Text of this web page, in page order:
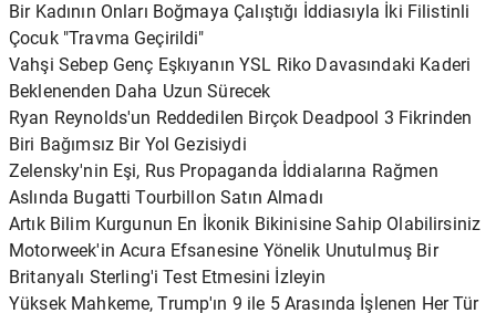
Bir Kadının Onları Boğmaya Çalıştığı İddiasıyla İki Filistinli
Çocuk "Travma Geçirildi"
Vahşi Sebep Genç Eşkıyanın YSL Riko Davasındaki Kaderi
Beklenenden Daha Uzun Sürecek
Ryan Reynolds'un Reddedilen Birçok Deadpool 3 Fikrinden
Biri Bağımsız Bir Yol Gezisiydi
Zelensky'nin Eşi, Rus Propaganda İddialarına Rağmen
Aslında Bugatti Tourbillon Satın Almadı
Artık Bilim Kurgunun En İkonik Bikinisine Sahip Olabilirsiniz
Motorweek'in Acura Efsanesine Yönelik Unutulmuş Bir
Britanyalı Sterling'i Test Etmesini İzleyin
Yüksek Mahkeme, Trump'ın 9 ile 5 Arasında İşlenen Her Tür